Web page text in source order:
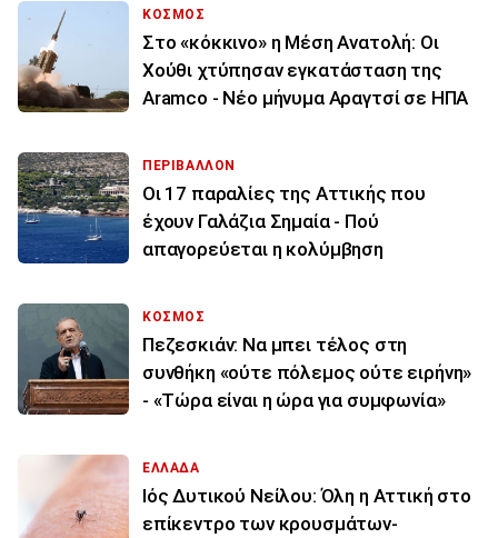
ΚΟΣΜΟΣ
Στο «κόκκινο» η Μέση Ανατολή: Οι
Χούθι χτύπησαν εγκατάσταση της
Aramco - Νέο μήνυμα Αραγτσί σε ΗΠΑ
ΠΕΡΙΒΑΛΛΟΝ
Οι 17 παραλίες της Αττικής που
έχουν Γαλάζια Σημαία - Πού
απαγορεύεται η κολύμβηση
ΚΟΣΜΟΣ
Πεζεσκιάν: Να μπει τέλος στη
συνθήκη «ούτε πόλεμος ούτε ειρήνη»
- «Τώρα είναι η ώρα για συμφωνία»
ΕΛΛΑΔΑ
Ιός Δυτικού Νείλου: Όλη η Αττική στο
επίκεντρο των κρουσμάτων-